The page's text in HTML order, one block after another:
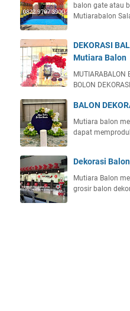
balon gate atau
Mutiarabalon
DEKORASI
Mutiara Balon
MUTIARABALON
BOLON
BALON
Mutiara balon
dapat
Dekorasi
Mutiara Balon
grosir balon